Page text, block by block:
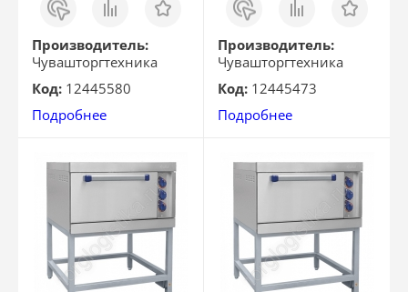
в 1
клик
Производитель:
Чувашторгтехника
Код: 12445580
Подробнее
в 1
клик
Производитель:
Чувашторгтехника
Код: 12445473
Подробнее